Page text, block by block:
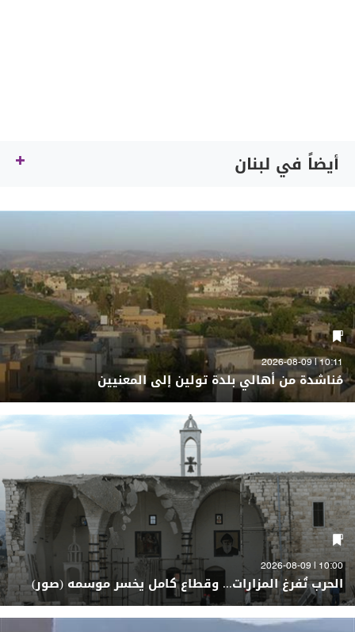
أيضاً في لبنان
10:11 | 2026-08-09
مُناشدة من أهالي بلدة تولين إلى المعنيين
10:00 | 2026-08-09
الحرب تُفرغ المزارات... وقطاع كامل يخسر موسمه (صور)